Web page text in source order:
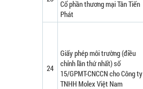
Cổ phần thương mại Tân Tiến
Phát
24
Giấy phép môi trường (điều
chỉnh lần thứ nhất) số
15/GPMT-CNCCN cho Công ty
TNHH Molex Việt Nam